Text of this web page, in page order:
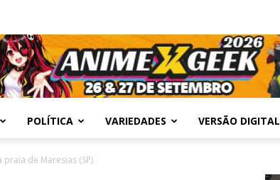
POLÍTICA VARIEDADES VERSÃO DIGITAL
de Maresias (SP)